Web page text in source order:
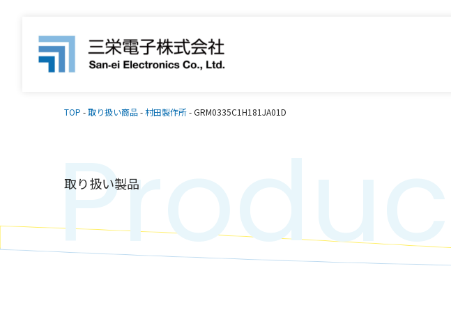
TOP -取り扱い商品-村田製作所-GRM0335C1H181JA01D
取り扱い製品